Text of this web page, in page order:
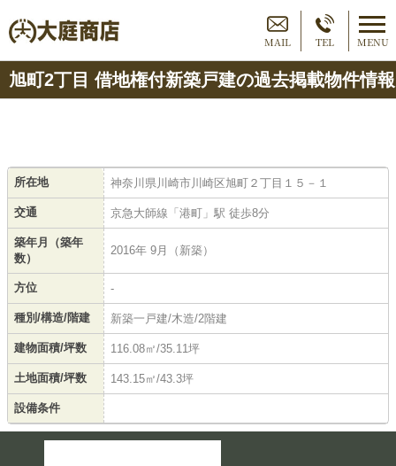
MAIL TEL MENU
旭町2丁目 借地権付新築戸建の過去掲載物件情報
所在地 神奈川県川崎市川崎区旭町２丁目１５－１
交通 京急大師線「港町」駅 徒歩8分
築年月（築年
数）
2016年 9月（新築）
方位 -
種別/構造/階建 新築一戸建/木造/2階建
建物面積/坪数 116.08㎡/35.11坪
土地面積/坪数 143.15㎡/43.3坪
設備条件